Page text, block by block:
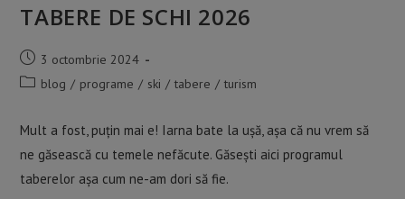
TABERE DE SCHI 2026
Post
published:
3 octombrie 2024
Postblog / programe / ski / tabere / turism
Mult a fost, puțin mai e! Iarna bate la ușă, așa că nu vrem să
ne găsească cu temele nefăcute. Găsești aici programul
taberelor așa cum ne-am dori să fie.